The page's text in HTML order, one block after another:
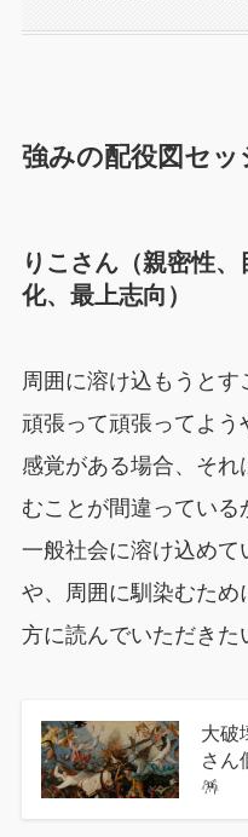
強みの配役図セ
りこさん（親密性
化、最上志向）
周囲に溶け込もうとす
頑張って頑張ってよう
感覚がある場合、そ
むことが間違っている
一般社会に溶け込め
や、周囲に馴染むため
方に読んでいただきた
大破
さん
🪅